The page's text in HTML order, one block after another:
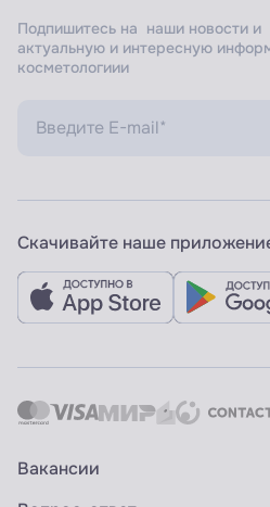
Подпишитесь на наши новости и
актуальную и интересную
косметологиии
Скачивайте наше
Вакансии